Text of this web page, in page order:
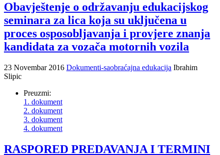
Obavještenje o održavanju edukacijskog
seminara za lica koja su uključena u
proces osposobljavanja i provjere znanja
kandidata za vozača motornih vozila
23 Novembar 2016 Dokumenti-saobraćajna edukacija Ibrahim
Slipic
Preuzmi:
1. dokument
2. dokument
3. dokument
4. dokument
RASPORED PREDAVANJA I TERMINI